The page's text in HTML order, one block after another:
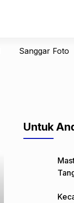
Sanggar Foto
Untuk